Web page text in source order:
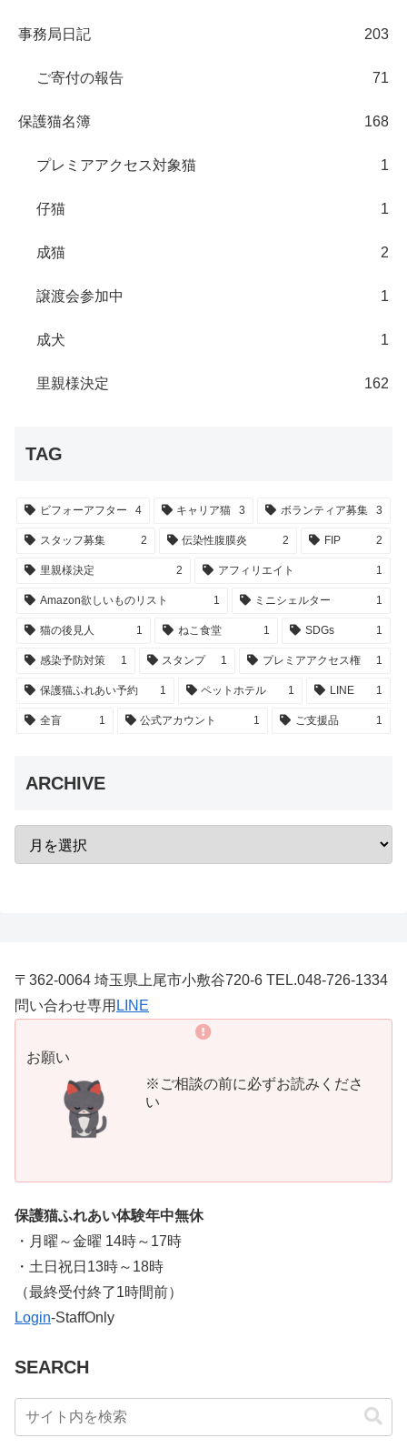
事務局日記 203
ご寄付の報告 71
保護猫名簿 168
プレミアアクセス対象猫 1
仔猫 1
成猫 2
譲渡会参加中 1
成犬 1
里親様決定 162
TAG
ビフォーアフター 4 キャリア猫 3 ボランティア募集 3
スタッフ募集 2 伝染性腹膜炎 2 FIP 2
里親様決定 2 アフィリエイト 1
Amazon欲しいものリスト 1 ミニシェルター 1
猫の後見人 1 ねこ食堂 1 SDGs 1
感染予防対策 1 スタンプ 1 プレミアアクセス権 1
保護猫ふれあい予約 1 ペットホテル 1 LINE 1
全盲 1 公式アカウント 1 ご支援品 1
ARCHIVE
〒362-0064 埼玉県上尾市小敷谷720-6 TEL.048-726-1334
問い合わせ専用 LINE
お願い
※ご相談の前に必ずお読みくださ
い
保護猫ふれあい体験年中無休
・月曜～金曜 14時～17時
・土日祝日13時～18時
​（最終受付終了1時間前）
Login-StaffOnly
SEARCH